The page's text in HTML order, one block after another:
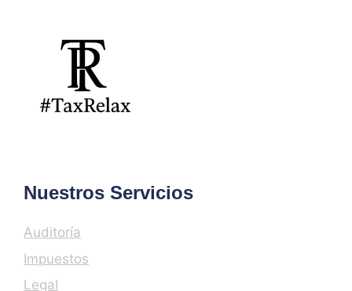
Nuestros Servicios
Auditoría
Impuestos
Legal